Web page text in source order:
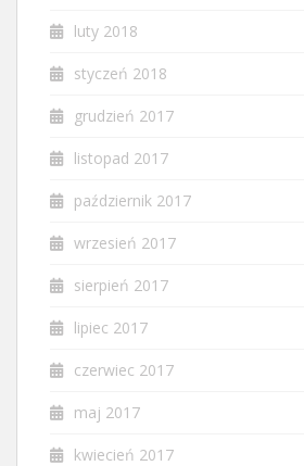
luty 2018
styczeń 2018
grudzień 2017
listopad 2017
październik 2017
wrzesień 2017
sierpień 2017
lipiec 2017
czerwiec 2017
maj 2017
kwiecień 2017